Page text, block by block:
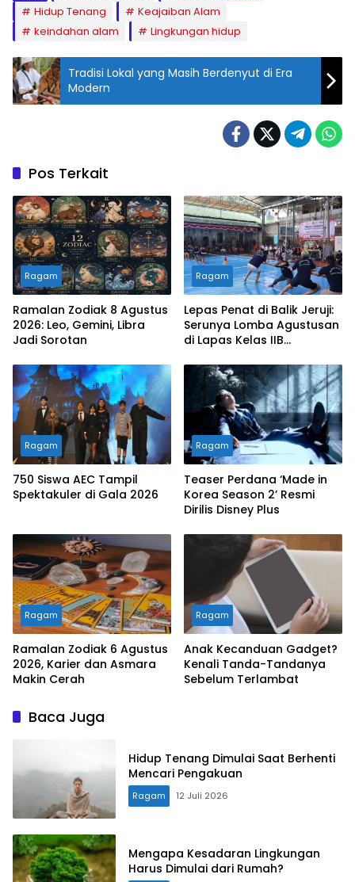
Hidup Tenang
Keajaiban Alam
keindahan alam
Lingkungan hidup
Tradisi Lokal yang Masih Berdenyut di Era
Modern
Pos Terkait
Ragam
Ramalan Zodiak 8 Agustus
2026: Leo, Gemini, Libra
Jadi Sorotan
Ragam
Lepas Penat di Balik Jeruji:
Serunya Lomba Agustusan
di Lapas Kelas IIB
Ragam
750 Siswa AEC Tampil
Spektakuler di Gala 2026
Ragam
Teaser Perdana ‘Made in
Korea Season 2’ Resmi
Dirilis Disney Plus
Ragam
Ramalan Zodiak 6 Agustus
2026, Karier dan Asmara
Makin Cerah
Ragam
Anak Kecanduan Gadget?
Kenali Tanda-Tandanya
Sebelum Terlambat
Baca Juga
Hidup Tenang Dimulai Saat Berhenti
Mencari Pengakuan
Ragam 12 Juli 2026
Mengapa Kesadaran Lingkungan
Harus Dimulai dari Rumah?